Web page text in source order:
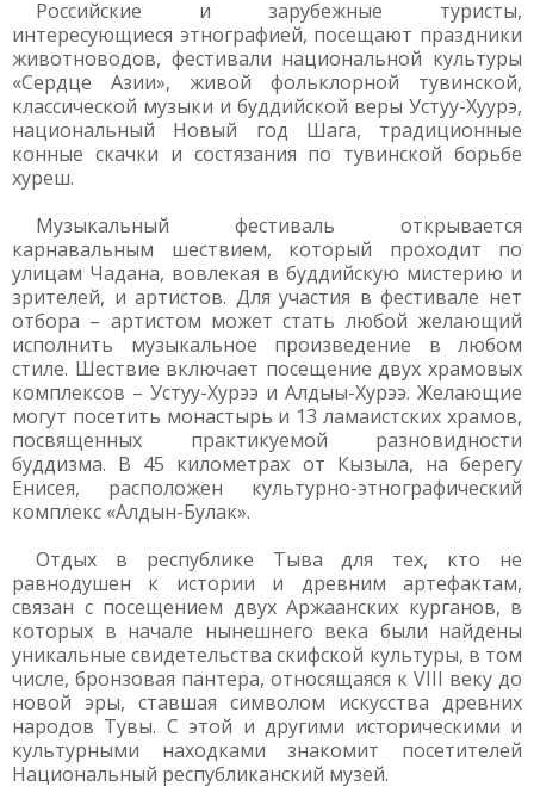
Российские и зарубежные туристы,
интересующиеся этнографией, посещают праздники
животноводов, фестивали национальной культуры
«Сердце Азии», живой фольклорной тувинской,
классической музыки и буддийской веры Устуу-Хуурэ,
национальный Новый год Шага, традиционные
конные скачки и состязания по тувинской борьбе
хуреш.
Музыкальный фестиваль открывается
карнавальным шествием, который проходит по
улицам Чадана, вовлекая в буддийскую мистерию и
зрителей, и артистов. Для участия в фестивале нет
отбора – артистом может стать любой желающий
исполнить музыкальное произведение в любом
стиле. Шествие включает посещение двух храмовых
комплексов – Устуу-Хурээ и Алдыы-Хурээ. Желающие
могут посетить монастырь и 13 ламаистских храмов,
посвященных практикуемой разновидности
буддизма. В 45 километрах от Кызыла, на берегу
Енисея, расположен культурно-этнографический
комплекс «Алдын-Булак».
Отдых в республике Тыва для тех, кто не
равнодушен к истории и древним артефактам,
связан с посещением двух Аржаанских курганов, в
которых в начале нынешнего века были найдены
уникальные свидетельства скифской культуры, в том
числе, бронзовая пантера, относящаяся к VIII веку до
новой эры, ставшая символом искусства древних
народов Тувы. С этой и другими историческими и
культурными находками знакомит посетителей
Национальный республиканский музей.